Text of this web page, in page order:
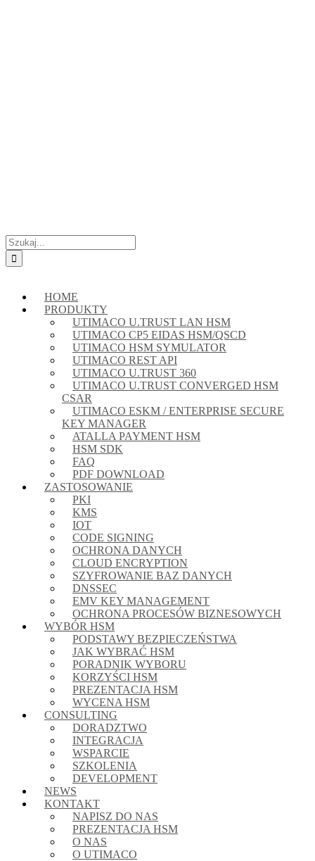
Szukaj
HOME
PRODUKTY
UTIMACO U.TRUST LAN HSM
UTIMACO CP5 EIDAS HSM/QSCD
UTIMACO HSM SYMULATOR
UTIMACO REST API
UTIMACO U.TRUST 360
UTIMACO U.TRUST CONVERGED HSM
CSAR
UTIMACO ESKM / ENTERPRISE SECURE
KEY MANAGER
ATALLA PAYMENT HSM
HSM SDK
FAQ
PDF DOWNLOAD
ZASTOSOWANIE
PKI
KMS
IOT
CODE SIGNING
OCHRONA DANYCH
CLOUD ENCRYPTION
SZYFROWANIE BAZ DANYCH
DNSSEC
EMV KEY MANAGEMENT
OCHRONA PROCESÓW BIZNESOWYCH
WYBÓR HSM
PODSTAWY BEZPIECZEŃSTWA
JAK WYBRAĆ HSM
PORADNIK WYBORU
KORZYŚCI HSM
PREZENTACJA HSM
WYCENA HSM
CONSULTING
DORADZTWO
INTEGRACJA
WSPARCIE
SZKOLENIA
DEVELOPMENT
NEWS
KONTAKT
NAPISZ DO NAS
PREZENTACJA HSM
O NAS
O UTIMACO